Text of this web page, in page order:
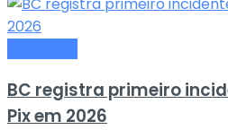
BC registra primeiro
Pix em 2026